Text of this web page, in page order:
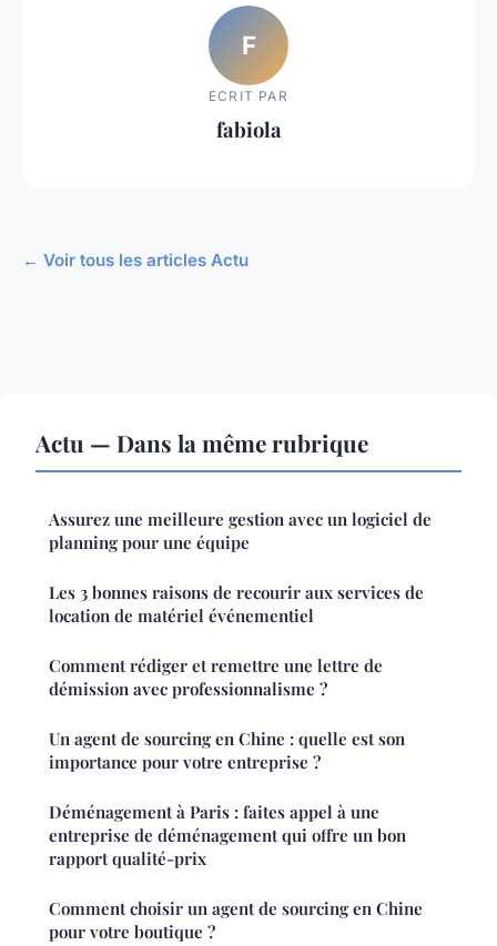
F
ECRIT PAR
fabiola
← Voir tous les articles Actu
Actu — Dans la même rubrique
Assurez une meilleure gestion avec un logiciel de
planning pour une équipe
Les 3 bonnes raisons de recourir aux services de
location de matériel événementiel
Comment rédiger et remettre une lettre de
démission avec professionnalisme ?
Un agent de sourcing en Chine : quelle est son
importance pour votre entreprise ?
Déménagement à Paris : faites appel à une
entreprise de déménagement qui offre un bon
rapport qualité-prix
Comment choisir un agent de sourcing en Chine
pour votre boutique ?